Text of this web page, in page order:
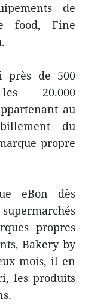
de
food, Fine
près de 500
20.000
au
du
propre
eBon dès
propres
Bakery by
mois, il en
les produits